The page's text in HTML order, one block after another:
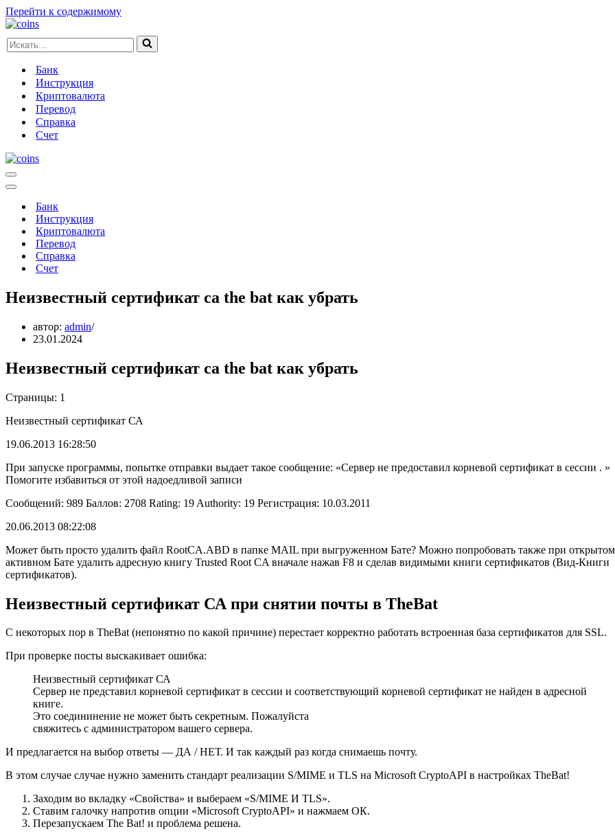
Перейти к содержимому
Искать...
Банк
Инструкция
Криптовалюта
Перевод
Справка
Счет
Меню
навигации
Меню
навигацииБанк
Инструкция
Криптовалюта
Перевод
Справка
Счет
Неизвестный сертификат са the bat как убрать
автор: admin
23.01.2024
Неизвестный сертификат са the bat как убрать
Страницы: 1
Неизвестный сертификат СА
19.06.2013 16:28:50
При запуске программы, попытке отправки выдает такое сообщение: «Сервер не предоставил корневой сертификат в сессии . »
Помогите избавиться от этой надоедливой записи
Сообщений: 989 Баллов: 2708 Rating: 19 Authority: 19 Регистрация: 10.03.2011
20.06.2013 08:22:08
Может быть просто удалить файл RootCA.ABD в папке MAIL при выгруженном Бате? Можно попробовать также при
активном Бате удалить адресную книгу Trusted Root CA вначале нажав F8 и сделав видимыми книги сертификатов (Вид-Книги
сертификатов).
Неизвестный сертификат СА при снятии почты в TheBat
С некоторых пор в TheBat (непонятно по какой причине) перестает корректно работать встроенная база сертификатов для SSL.
При проверке посты выскакивает ошибка:
Неизвестный сертификат СА
Сервер не представил корневой сертификат в сессии и соответствующий корневой сертификат не найден в адресной
книге.
Это соедининение не может быть секретным. Пожалуйста
свяжитесь с администратором вашего сервера.
И предлагается на выбор ответы — ДА / НЕТ. И так каждый раз когда снимаешь почту.
В этом случае случае нужно заменить стандарт реализации S/MIME и TLS на Microsoft CryptoAPI в настройках TheBat!
Заходим во вкладку «Свойства» и выбераем «S/MIME И TLS».
Ставим галочку напротив опции «Microsoft CryptoAPI» и нажмаем ОК.
Перезапускаем The Bat! и проблема решена.